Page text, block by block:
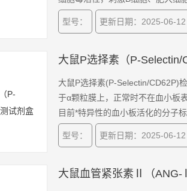
178个氨基酸，成熟蛋白有160个氨
型号：
更新日期：2025-06-12
大鼠P选择素（P-Selectin/
大鼠P选择素(P-Selectin/CD62P)
于α颗粒膜上，正常时不在血小板
目前*特异性的血小板活化的分子
型号： 更新日期：2025-06-12
大鼠血管紧张素Ⅱ（